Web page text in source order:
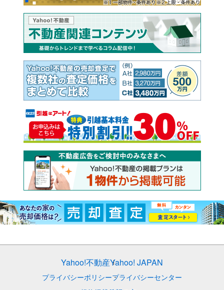
Yahoo!不動産Yahoo! JAPAN
プライバシーポリシープライバシーセンター